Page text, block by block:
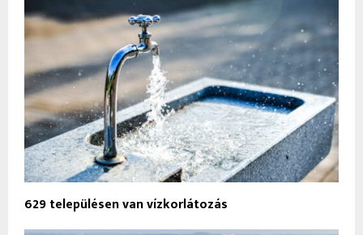
629 településen van vízkorlátozás